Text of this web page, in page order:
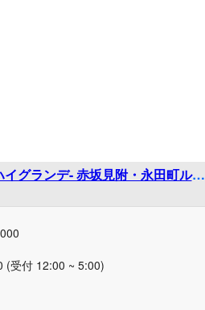
グランデ- 赤坂見附・永田町ルー
(受付 12:00 ~ 5:00)